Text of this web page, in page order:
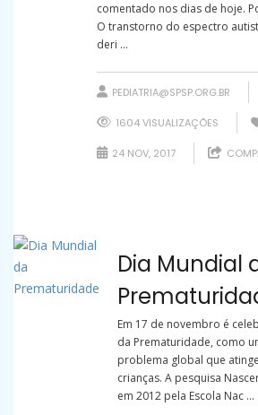
comentado nos dias de hoje.
O transtorno do espectro
deri ...
PEDIATRIA@SPSP.ORG.BR
1604 VISUALIZAÇÕES
24 NOV, 2017
Dia Mundial
Em 17 de novembro é
da Prematuridade, como
problema global que
crianças. A pesquisa
em 2012 pela Escola Nac ...